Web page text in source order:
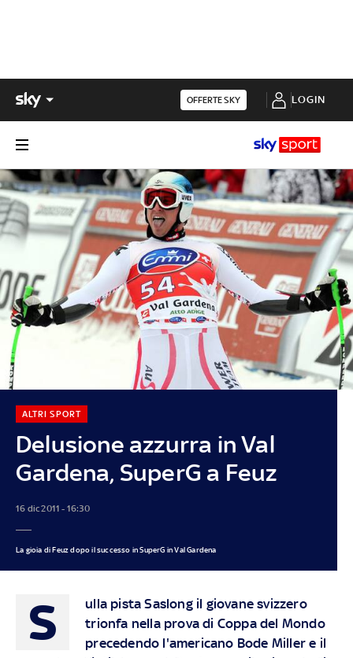
OFFERTE SKY LOGIN
Delusione azzurra in Val
Gardena, SuperG a Feuz
ALTRI SPORT
16 dic 2011 - 16:30
La gioia di Feuz dopo il successo in SuperG in Val Gardena
S
ulla pista Saslong il giovane svizzero
trionfa nella prova di Coppa del Mondo
precedendo l'americano Bode Miller e il